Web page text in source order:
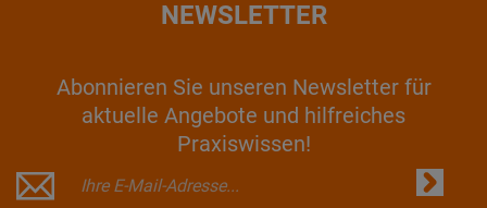
NEWSLETTER
Abonnieren Sie unseren Newsletter für
aktuelle Angebote und hilfreiches
Praxiswissen!